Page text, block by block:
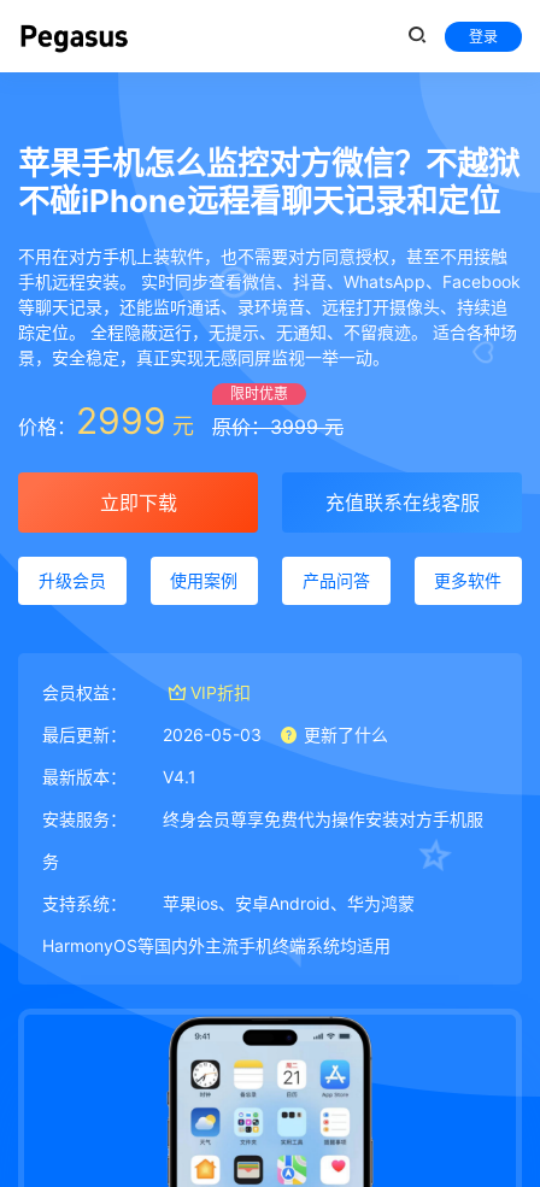
登录
苹果手机怎么监控对方微信？不越狱
不碰iPhone远程看聊天记录和定位
不用在对方手机上装软件，也不需要对方同意授权，甚至不用接触
手机远程安装。 实时同步查看微信、抖音、WhatsApp、Facebook
等聊天记录，还能监听通话、录环境音、远程打开摄像头、持续追
踪定位。 全程隐蔽运行，无提示、无通知、不留痕迹。 适合各种场
景，安全稳定，真正实现无感同屏监视一举一动。
价格： 2999 元
限时优惠
原价：3999 元
立即下载 充值联系在线客服
升级会员 使用案例 产品问答 更多软件
会员权益： VIP折扣
最后更新： 2026-05-03 更新了什么
最新版本： V4.1
安装服务： 终身会员尊享免费代为操作安装对方手机服
务
支持系统： 苹果ios、安卓Android、华为鸿蒙
HarmonyOS等国内外主流手机终端系统均适用